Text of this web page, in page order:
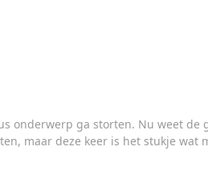
onderwerp ga storten. Nu weet de
maar deze keer is het stukje wat